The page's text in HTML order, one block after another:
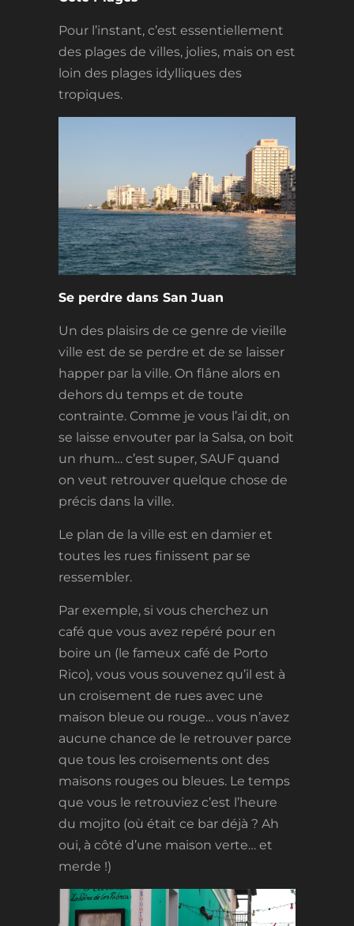
Pour l’instant, c’est essentiellement
des plages de villes, jolies, mais on est
loin des plages idylliques des
tropiques.
Se perdre dans San Juan
Un des plaisirs de ce genre de vieille
ville est de se perdre et de se laisser
happer par la ville. On flâne alors en
dehors du temps et de toute
contrainte. Comme je vous l’ai dit, on
se laisse envouter par la Salsa, on boit
un rhum… c’est super, SAUF quand
on veut retrouver quelque chose de
précis dans la ville.
Le plan de la ville est en damier et
toutes les rues finissent par se
ressembler.
Par exemple, si vous cherchez un
café que vous avez repéré pour en
boire un (le fameux café de Porto
Rico), vous vous souvenez qu’il est à
un croisement de rues avec une
maison bleue ou rouge… vous n’avez
aucune chance de le retrouver parce
que tous les croisements ont des
maisons rouges ou bleues. Le temps
que vous le retrouviez c’est l’heure
du mojito (où était ce bar déjà ? Ah
oui, à côté d’une maison verte… et
merde !)